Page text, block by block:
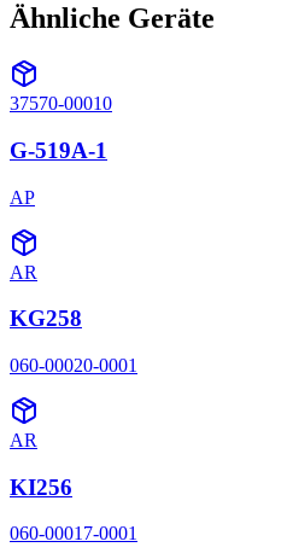
Ähnliche Geräte
37570-00010
G-519A-1
AP
AR
KG258
060-00020-0001
AR
KI256
060-00017-0001